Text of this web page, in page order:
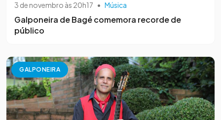
3 de novembro às 20h17 • Música
Galponeira de Bagé comemora recorde de
público
GALPONEIRA